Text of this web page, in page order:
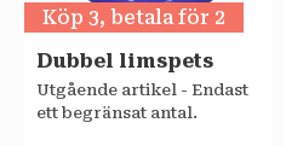
Köp 3, betala för 2
Dubbel limspets
Utgående artikel - Endast
ett begränsat antal.